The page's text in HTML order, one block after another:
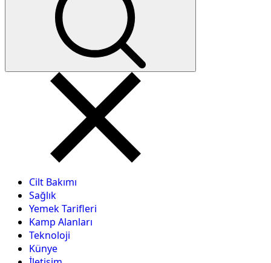
Cilt Bakımı
Sağlık
Yemek Tarifleri
Kamp Alanları
Teknoloji
Künye